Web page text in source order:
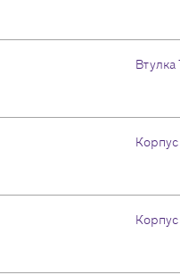
Корпус
Корпус